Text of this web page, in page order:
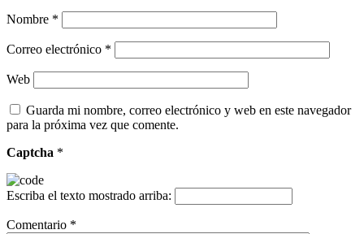
Nombre *
Correo electrónico *
Web
Guarda mi nombre, correo electrónico y web en este navegador
para la próxima vez que comente.
Captcha *
Escriba el texto mostrado arriba:
Comentario *